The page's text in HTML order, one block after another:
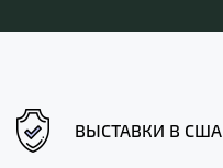
ВЫСТАВКИ В США